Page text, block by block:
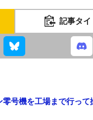
記事タ
号機を工場まで行っ